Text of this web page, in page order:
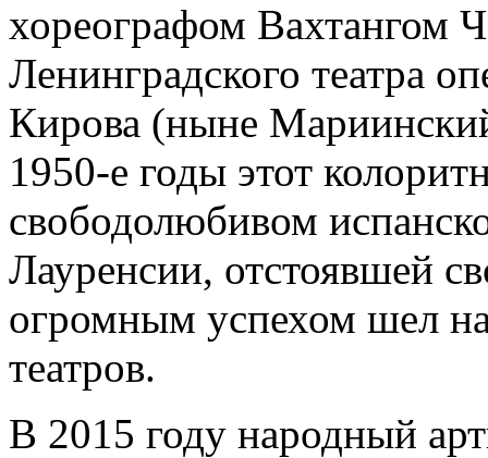
хореографом Вахтангом
Ленинградского театра
Кирова (ныне
1950-е годы этот
свободолюбивом
Лауренсии, отстоявшей
огромным успехом шел
театров.
В 2015 году народный